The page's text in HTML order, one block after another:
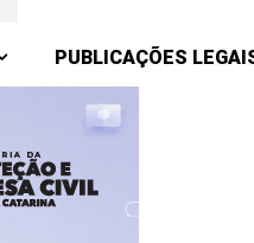
PUBLICAÇÕES